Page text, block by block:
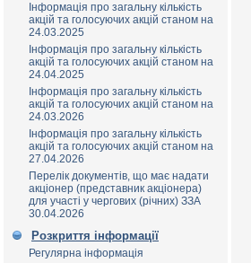
Інформація про загальну кількість
акцій та голосуючих акцій станом на
24.03.2025
Інформація про загальну кількість
акцій та голосуючих акцій станом на
24.04.2025
Інформація про загальну кількість
акцій та голосуючих акцій станом на
24.03.2026
Інформація про загальну кількість
акцій та голосуючих акцій станом на
27.04.2026
Перелік документів, що має надати
акціонер (представник акціонера)
для участі у чергових (річних) ЗЗА
30.04.2026
Розкриття інформації
Регулярна інформація